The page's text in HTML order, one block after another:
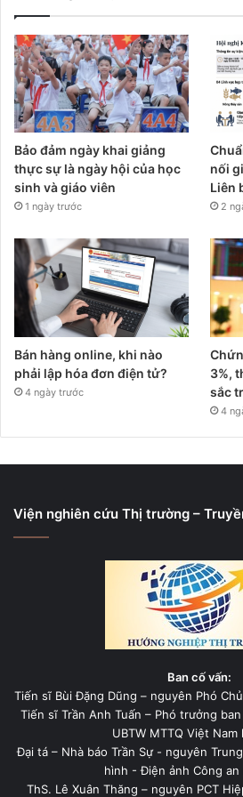
Bảo đảm ngày khai giảng
thực sự là ngày hội của học
sinh và giáo viên
1 ngày trước
nối
Liên
2
Bán hàng online, khi nào
phải lập hóa đơn điện tử?
4 ngày trước
3%,
sắc
4
Viện nghiên cứu Thị trường –
Ban cố vấn:
Tiến sĩ Bùi Đặng Dũng – nguyên Phó
Tiến sĩ Trần Anh Tuấn – Phó trưởng
UBTW MTTQ Việt Nam
Đại tá – Nhà báo Trần Sự - nguyên
hình - Điện ảnh Công an
ThS. Lê Xuân Thăng – nguyên PCT